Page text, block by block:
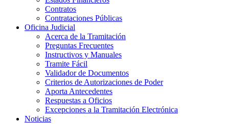
Contratos
Contrataciones Públicas
Oficina Judicial
Acerca de la Tramitación
Preguntas Frecuentes
Instructivos y Manuales
Tramite Fácil
Validador de Documentos
Criterios de Autorizaciones de Poder
Aporta Antecedentes
Respuestas a Oficios
Excepciones a la Tramitación Electrónica
Noticias